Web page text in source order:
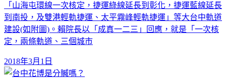
「山海屯環線一次核定，捷運綠線延長到彰化，捷運藍線延長
到南投，及雙港輕軌捷運、太平霧峰輕軌捷運」等大台中軌道
建設(如附圖)。賴院長以「成真一二三」回應，就是「一次核
定，兩條軌道、三個城市
2018年3月1日